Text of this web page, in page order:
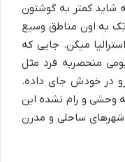
شاید کمتر به گوشتون
به اون مناطق وسیع
میگن. جایی که
منحصربه فرد مثل
رو در خودش جای داده.
وحشی و رام نشده این
شهرهای ساحلی و مدرن